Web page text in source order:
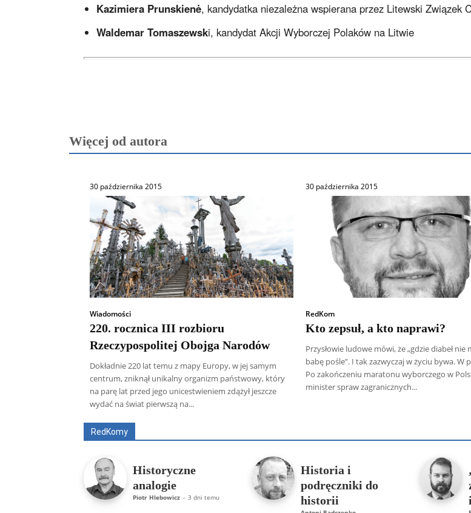
Kazimiera Prunskienė, kandydatka niezależna wspierana przez Litewski Związek
Waldemar Tomaszewski, kandydat Akcji Wyborczej Polaków na Litwie
Więcej od autora
30 października 2015
Wiadomości
220. rocznica III rozbioru
Rzeczypospolitej Obojga Narodów
Dokładnie 220 lat temu z mapy Europy, w jej samym
centrum, zniknął unikalny organizm państwowy, który
na parę lat przed jego unicestwieniem zdążył jeszcze
wydać na świat pierwszą na...
30 października 2015
RedKom
Kto zepsuł, a kto naprawi?
Przysłowie ludowe mówi, że „gdzie diabeł nie
babę pośle”. I tak zazwyczaj w życiu bywa. W
Po zakończeniu maratonu wyborczego w
minister spraw zagranicznych...
RedKomy
Wszyscy Aleksander Borowik
Historyczne
analogie
Piotr Hlebowicz - 3 dni temu
Historia i
podręczniki do
historii